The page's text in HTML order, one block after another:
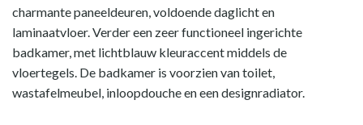
charmante paneeldeuren, voldoende daglicht en
laminaatvloer. Verder een zeer functioneel ingerichte
badkamer, met lichtblauw kleuraccent middels de
vloertegels. De badkamer is voorzien van toilet,
wastafelmeubel, inloopdouche en een designradiator.